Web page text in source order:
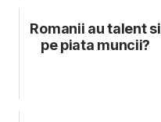
Romanii au talent si
pe piata muncii?